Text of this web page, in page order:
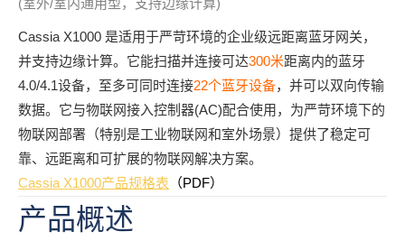
(室外/室内通用型，支持边缘计算)
Cassia X1000 是适用于严苛环境的企业级远距离蓝牙网关，
并支持边缘计算。它能扫描并连接可达300米距离内的蓝牙
4.0/4.1设备，至多可同时连接22个蓝牙设备，并可以双向传输
数据。 它与物联网接入控制器(AC)配合使用，为严苛环境下的
物联网部署（特别 是工业物联网和室外场景）提供了稳定可
靠、远距离和可扩展的物联网解决方案。
Cassia X1000产品规格表 （PDF）
产品概述